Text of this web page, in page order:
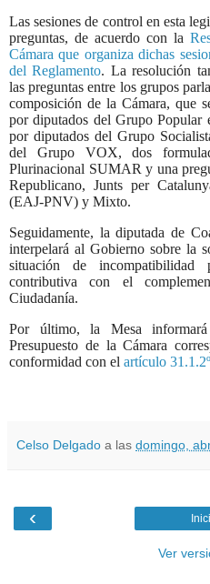
Las sesiones de control en esta
preguntas, de acuerdo con la
Cámara que organiza dichas
del Reglamento. La resolución
las preguntas entre los grupos
composición de la Cámara, que
por diputados del Grupo Popular
por diputados del Grupo
del Grupo VOX, dos
Plurinacional SUMAR y una
Republicano, Junts per
(EAJ-PNV) y Mixto.
Seguidamente, la diputada de
interpelará al Gobierno sobre la
situación de
contributiva con el
Ciudadanía.
Por último, la Mesa
Presupuesto de la Cámara
conformidad con el artículo
Celso Delgado a las domingo,
‹
Ver